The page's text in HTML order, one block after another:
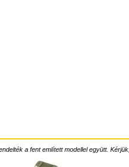
a fent említett modellel együtt.